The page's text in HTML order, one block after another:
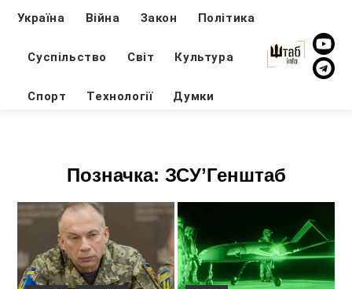
Україна Війна Закон Політика
Суспільство Світ Культура
Спорт Технології Думки
Позначка: ЗСУʼГенштаб